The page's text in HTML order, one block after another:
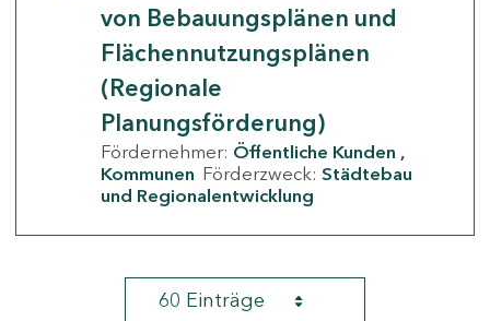
von Bebauungsplänen und
Flächennutzungsplänen
(Regionale
Planungsförderung)
Fördernehmer: Öffentliche Kunden
Kommunen Förderzweck: Städtebau
und Regionalentwicklung
60 Einträge